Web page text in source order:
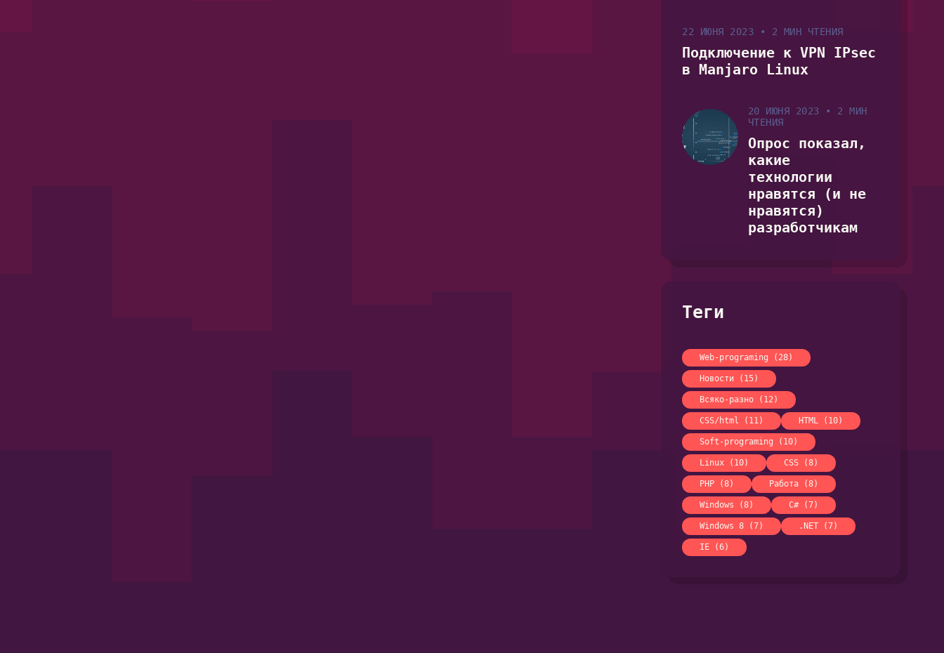
22 ИЮНЯ 2023 • 2 МИН ЧТЕНИЯ
Подключение к VPN IPsec
в Manjaro Linux
20 ИЮНЯ 2023 •
2 МИН
ЧТЕНИЯ
Опрос показал,
какие
технологии
нравятся (и не
нравятся)
разработчикам
Теги
Web-programing (28)
Новости (15)
Всяко-разно (12)
CSS/html (11) HTML (10)
Soft-programing (10)
Linux (10) CSS (8)
PHP (8) Работа (8)
Windows (8) C# (7)
Windows 8 (7) .NET (7)
IE (6)